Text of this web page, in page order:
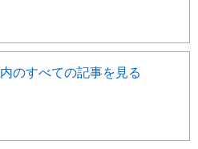
のすべての記事を見る